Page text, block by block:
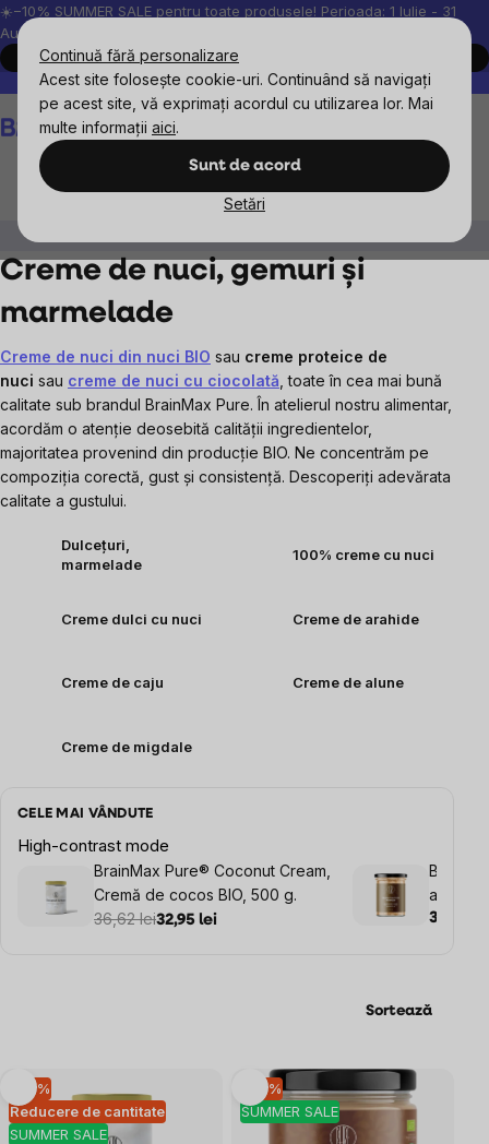
Continuă fără personalizare
Acest site folosește cookie-uri. Continuând să navigați
pe acest site, vă exprimați acordul cu utilizarea lor. Mai
multe informații aici.
Sunt de acord
Setări
Treci
la
conținut
☀️−10% SUMMER SALE pentru toate produsele! Perioada: 1 Iulie - 31
August, 2026.
Cumpără acum
Peste 200.000 de recenzii verificate
Produsele noastre sunt
Coş
de
Creme de nuci, gemuri și
marmelade
Creme de nuci din nuci BIO sau creme proteice de
nuci sau creme de nuci cu ciocolată , toate în cea mai bună
calitate sub brandul BrainMax Pure. În atelierul nostru alimentar,
acordăm o atenție deosebită calității ingredientelor,
majoritatea provenind din producție BIO. Ne concentrăm pe
compoziția corectă, gust și consistență. Descoperiți adevărata
calitate a gustului.
Dulcețuri,
marmelade
100% creme cu nuci
Creme dulci cu nuci Creme de arahide
Creme de caju Creme de alune
Creme de migdale
CELE MAI VÂNDUTE
High-contrast mode
BrainMax Pure® Coconut Cream,
Cremă de cocos BIO, 500 g.
36,62 lei32,95 lei
arahide
38,79
Sortează
Listă
produse
Reducere de cantitate
SUMMER SALE
–10 %
SUMMER SALE
–10 %